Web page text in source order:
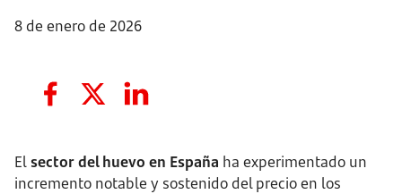
8 de enero de 2026
Elsector del huevo en España ha experimentado un
incremento notable y sostenido del precio en los